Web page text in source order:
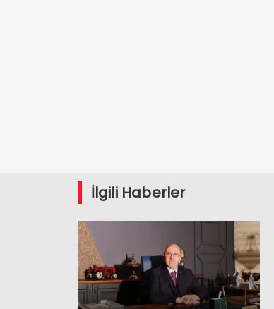
İlgili Haberler